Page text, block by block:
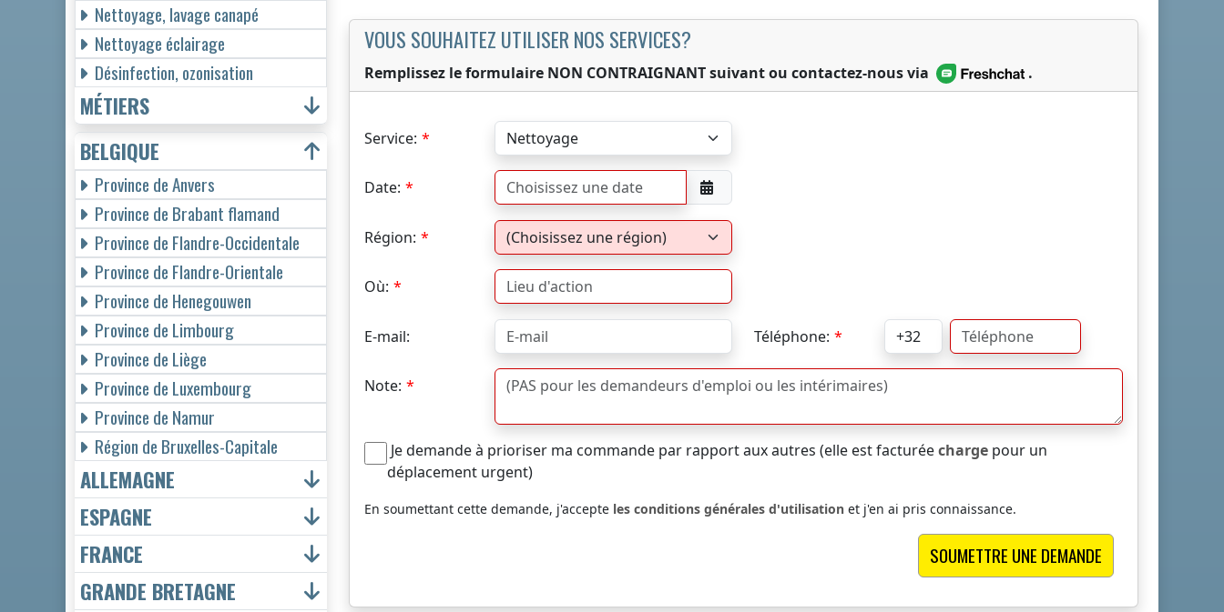
VOUS SOUHAITEZ UTILISER NOS SERVICES?
Remplissez le formulaire NON CONTRAIGNANT suivant ou contactez-nous via .
Service:
Date:
Région:
Où:
E-mail: Téléphone:
Note:
Je demande à prioriser ma commande par rapport aux autres (elle est facturéecharge pour un
déplacement urgent)
En soumettant cette demande, j'accepte les conditions générales d'utilisation et j'en ai pris connaissance.
Nettoyage, lavage canapé
Nettoyage éclairage
Désinfection, ozonisation
MÉTIERS
BELGIQUE
Province de Anvers
Province de Brabant flamand
Province de Flandre-Occidentale
Province de Flandre-Orientale
Province de Henegouwen
Province de Limbourg
Province de Liège
Province de Luxembourg
Province de Namur
Région de Bruxelles-Capitale
ALLEMAGNE
ESPAGNE
FRANCE
GRANDE BRETAGNE